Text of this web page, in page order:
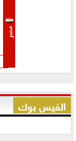
مصر
الفيس بوك